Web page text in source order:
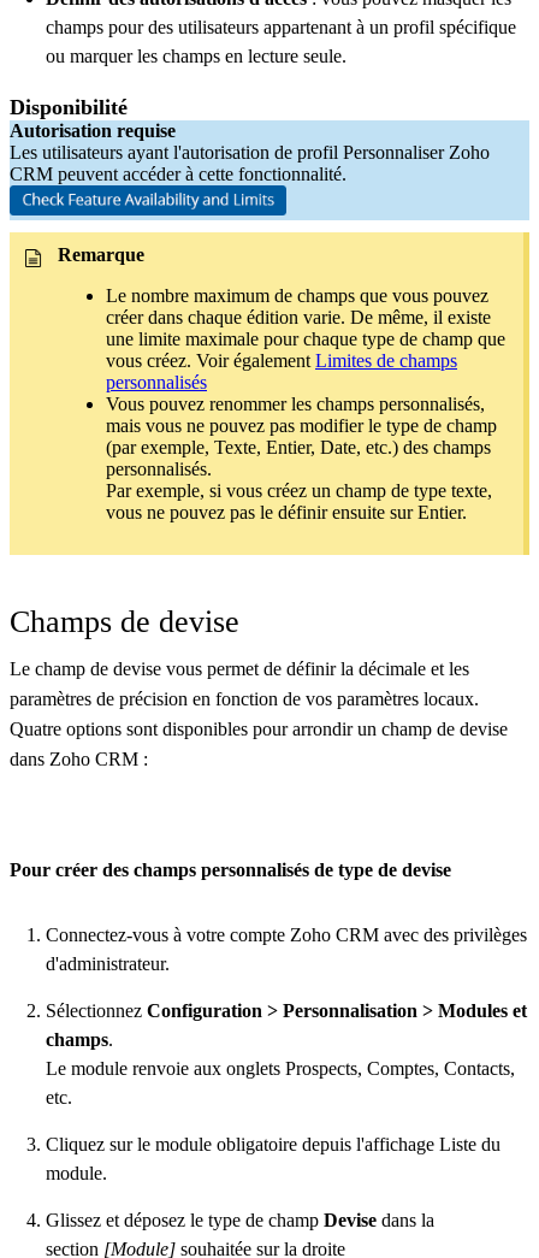
champs pour des utilisateurs appartenant à un profil spécifique
ou marquer les champs en lecture seule.
Disponibilité
Autorisation requise
Les utilisateurs ayant l'autorisation de profil Personnaliser Zoho
CRM peuvent accéder à cette fonctionnalité.
Remarque
Le nombre maximum de champs que vous pouvez
créer dans chaque édition varie. De même, il existe
une limite maximale pour chaque type de champ que
vous créez. Voir également Limites de champs
personnalisés
Vous pouvez renommer les champs personnalisés,
mais vous ne pouvez pas modifier le type de champ
(par exemple, Texte, Entier, Date, etc.) des champs
personnalisés.
Par exemple, si vous créez un champ de type texte,
vous ne pouvez pas le définir ensuite sur Entier.
Champs de devise
Le champ de devise vous permet de définir la décimale et les
paramètres de précision en fonction de vos paramètres locaux.
Quatre options sont disponibles pour arrondir un champ de devise
dans Zoho CRM :
Pour créer des champs personnalisés de type de devise
Connectez-vous à votre compte Zoho CRM avec des privilèges
d'administrateur.
Sélectionnez Configuration > Personnalisation > Modules et
champs.
Le module renvoie aux onglets Prospects, Comptes, Contacts,
etc.
Cliquez sur le module obligatoire depuis l'affichage Liste du
module.
Glissez et déposez le type de champ Devise dans la
section [Module] souhaitée sur la droite